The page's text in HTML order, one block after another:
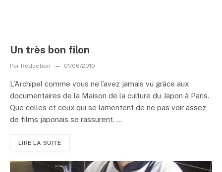
Un très bon filon
Par Rédaction 01/06/2010
L’Archipel comme vous ne l’avez jamais vu grâce aux
documentaires de la Maison de la culture du Japon à Paris.
Que celles et ceux qui se lamentent de ne pas voir assez
de films japonais se rassurent. ...
LIRE LA SUITE